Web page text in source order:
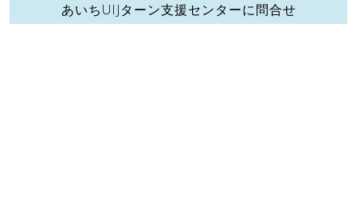
あいちUIJターン支援センターに問合せ